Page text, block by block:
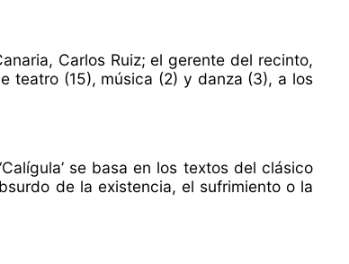
Carlos Ruiz; el gerente del recinto,
teatro (15), música (2) y danza (3), a los
se basa en los textos del clásico
de la existencia, el sufrimiento o la